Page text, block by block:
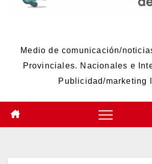
Medio de comunicación/
Provinciales. Nacionales e
Publicidad/marketing